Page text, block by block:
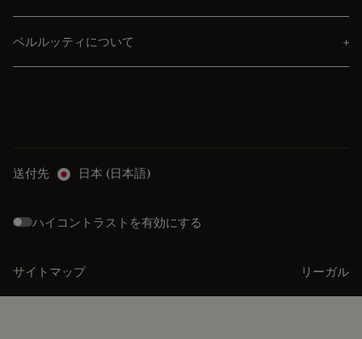
ベルルッティについて
送付先 日本 (日本語)
ハイコントラストを有効にする
サイトマップ リーガル